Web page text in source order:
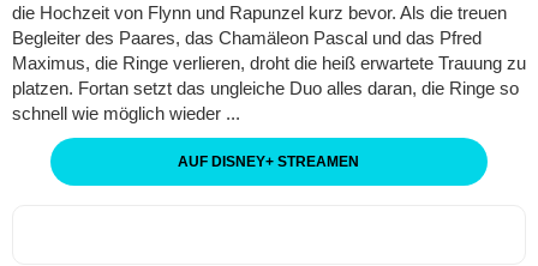
die Hochzeit von Flynn und Rapunzel kurz bevor. Als die treuen
Begleiter des Paares, das Chamäleon Pascal und das Pfred
Maximus, die Ringe verlieren, droht die heiß erwartete Trauung zu
platzen. Fortan setzt das ungleiche Duo alles daran, die Ringe so
schnell wie möglich wieder ...
AUF DISNEY+ STREAMEN